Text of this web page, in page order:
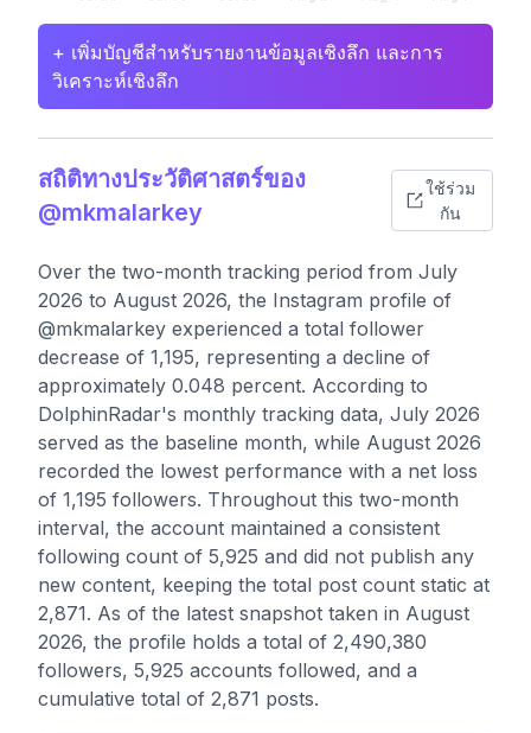
+ เพิ่มบัญชีสำหรับรายงานข้อมูลเชิงลึก และการ
วิเคราะห์เชิงลึก
สถิติทางประวัติศาสตร์ของ
@mkmalarkey
ใช้ร่วม
กัน
Over the two-month tracking period from July
2026 to August 2026, the Instagram profile of
@mkmalarkey experienced a total follower
decrease of 1,195, representing a decline of
approximately 0.048 percent. According to
DolphinRadar's monthly tracking data, July 2026
served as the baseline month, while August 2026
recorded the lowest performance with a net loss
of 1,195 followers. Throughout this two-month
interval, the account maintained a consistent
following count of 5,925 and did not publish any
new content, keeping the total post count static at
2,871. As of the latest snapshot taken in August
2026, the profile holds a total of 2,490,380
followers, 5,925 accounts followed, and a
cumulative total of 2,871 posts.